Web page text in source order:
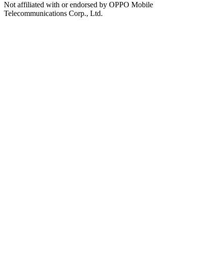
Not affiliated with or endorsed by OPPO Mobile
Telecommunications Corp., Ltd.